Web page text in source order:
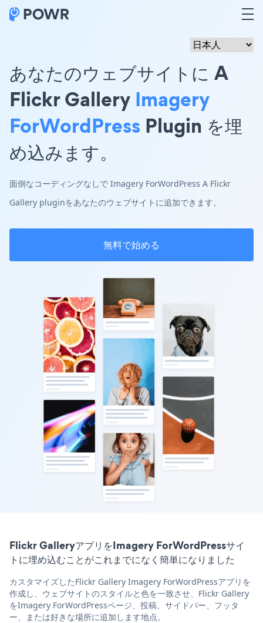
あなたのウェブサイトに A
Flickr Gallery Imagery
ForWordPress Plugin を埋
め込みます。
面倒なコーディングなしで Imagery ForWordPress A Flickr
Gallery pluginをあなたのウェブサイトに追加できます。
無料で始める
Flickr GalleryアプリをImagery ForWordPressサイ
トに埋め込むことがこれまでになく簡単になりました
カスタマイズしたFlickr Gallery Imagery ForWordPressアプリを
作成し、ウェブサイトのスタイルと色を一致させ、Flickr Gallery
をImagery ForWordPressページ、投稿、サイドバー、フッタ
ー、または好きな場所に追加します地点。